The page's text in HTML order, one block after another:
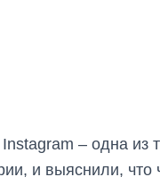
Instagram – одна из
и выяснили, что